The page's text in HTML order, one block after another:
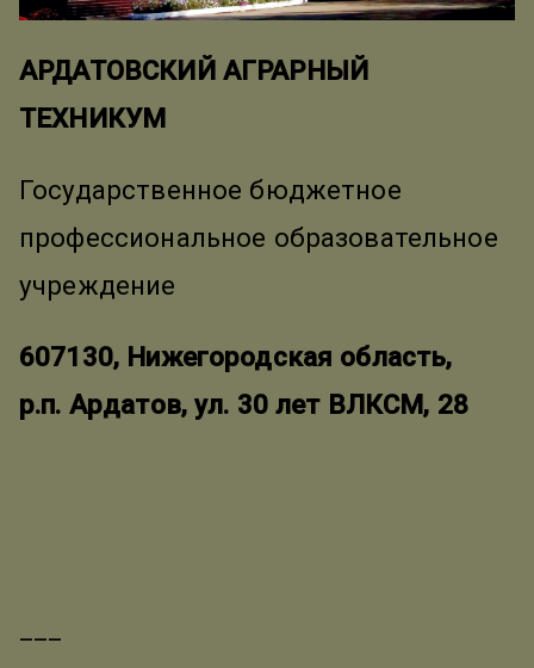
АРДАТОВСКИЙ АГРАРНЫЙ
ТЕХНИКУМ
Государственное бюджетное
профессиональное образовательное
учреждение
607130, Нижегородская область,
р.п. Ардатов, ул. 30 лет ВЛКСМ, 28